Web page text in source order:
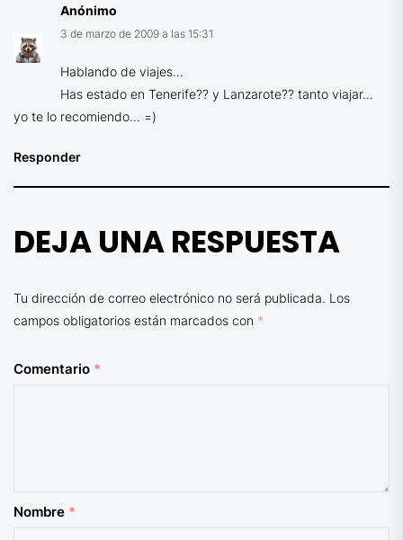
Anónimo
3 de marzo de 2009 a las 15:31
Hablando de viajes…
Has estado en Tenerife?? y Lanzarote?? tanto viajar…
yo te lo recomiendo… =)
Responder
DEJA UNA RESPUESTA
Tu dirección de correo electrónico no será publicada. Los
campos obligatorios están marcados con *
Comentario *
Nombre *